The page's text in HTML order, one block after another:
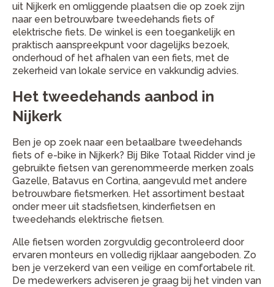
uit Nijkerk en omliggende plaatsen die op zoek zijn
naar een betrouwbare tweedehands fiets of
elektrische fiets. De winkel is een toegankelijk en
praktisch aanspreekpunt voor dagelijks bezoek,
onderhoud of het afhalen van een fiets, met de
zekerheid van lokale service en vakkundig advies.
Het tweedehands aanbod in
Nijkerk
Ben je op zoek naar een betaalbare tweedehands
fiets of e-bike in Nijkerk? Bij Bike Totaal Ridder vind je
gebruikte fietsen van gerenommeerde merken zoals
Gazelle, Batavus en Cortina, aangevuld met andere
betrouwbare fietsmerken. Het assortiment bestaat
onder meer uit stadsfietsen, kinderfietsen en
tweedehands elektrische fietsen.
Alle fietsen worden zorgvuldig gecontroleerd door
ervaren monteurs en volledig rijklaar aangeboden. Zo
ben je verzekerd van een veilige en comfortabele rit.
De medewerkers adviseren je graag bij het vinden van